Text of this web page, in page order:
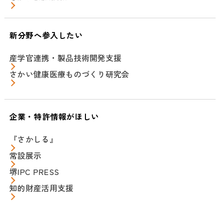
新分野へ参入したい
産学官連携・製品技術開発支援
さかい健康医療ものづくり研究会
企業・特許情報がほしい
『さかしる』
常設展示
堺IPC PRESS
知的財産活用支援